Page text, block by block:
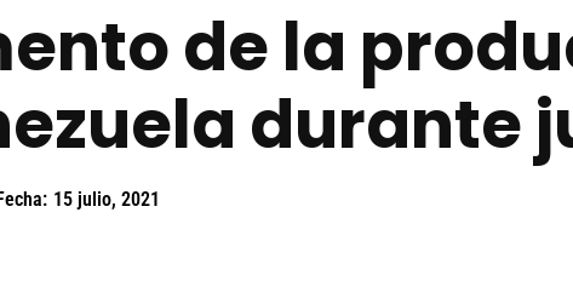
de la
durante
Fecha: 15 julio, 2021